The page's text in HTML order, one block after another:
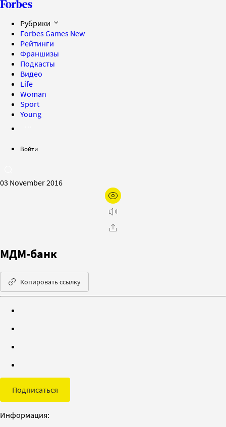
Рубрики
Forbes Games New
Рейтинги
Франшизы
Подкасты
Видео
Life
Woman
Sport
Young
Войти
03 November 2016
МДМ-банк
Копировать ссылку
Подписаться
Информация: